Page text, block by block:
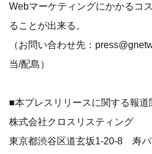
Webマーケティングにかかるコ
ることが出来る。
（お問い合わせ先：
当/配島）
■本プレスリリースに関する報
株式会社クロスリスティング
東京都渋谷区道玄坂1-20-8 寿